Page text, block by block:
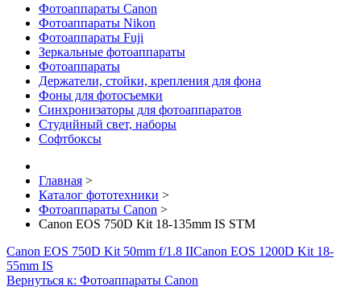
Фотоаппараты Canon
Фотоаппараты Nikon
Фотоаппараты Fuji
Зеркальные фотоаппараты
Фотоаппараты
Держатели, стойки, крепления для фона
Фоны для фотосъемки
Синхронизаторы для фотоаппаратов
Студийный свет, наборы
Софтбоксы
Главная >
Каталог фототехники >
Фотоаппараты Canon >
Canon EOS 750D Kit 18-135mm IS STM
Canon EOS 750D Kit 50mm f/1.8 IICanon EOS 1200D Kit 18-
55mm IS
Вернуться к: Фотоаппараты Canon